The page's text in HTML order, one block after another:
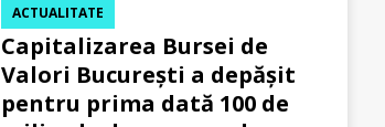
Capitalizarea Bursei de
Valori București a depășit
pentru prima dată 100 de
ACTUALITATE